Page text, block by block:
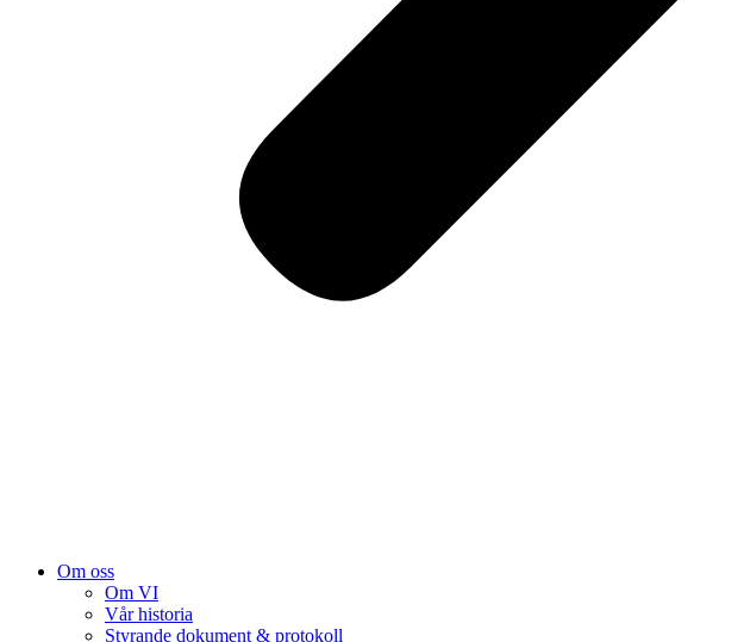
Om oss
Om VI
Vår historia
Styrande dokument & protokoll